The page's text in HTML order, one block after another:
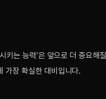
키는 능력’은 앞으로 더 중요해질
가장 확실한 대비입니다.